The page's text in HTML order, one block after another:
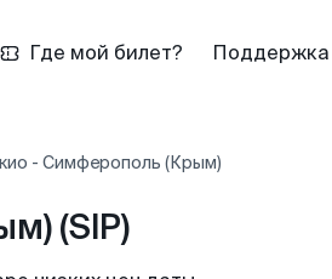
Где мой билет? Поддержка
- Симферополь (Крым)
(SIP)